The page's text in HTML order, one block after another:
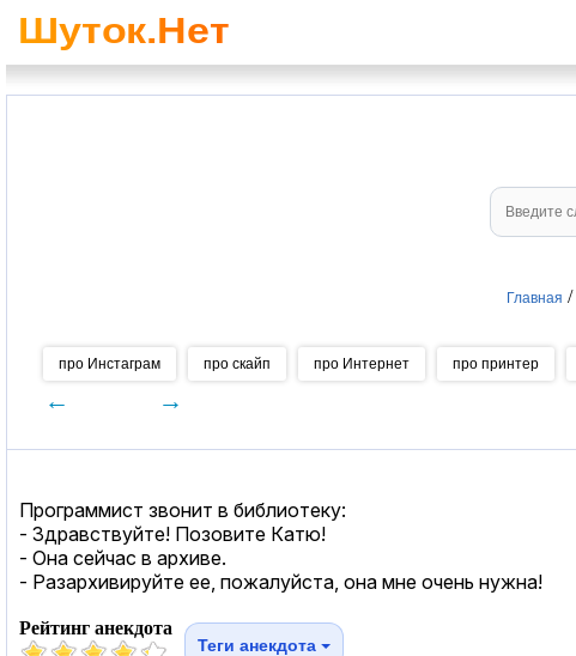
Главная /
про Инстаграм про скайп про Интернет про принтер
← →
Программист звонит в библиотеку:
- Здравствуйте! Позовите Катю!
- Она сейчас в архиве.
- Разархивируйте еe, пожалуйста, она мне очень нужна!
Рейтинг анекдота
Теги анекдота